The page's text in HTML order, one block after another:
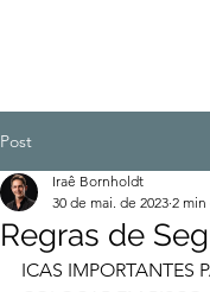
Post
Regras de
Iraê Bornholdt
30 de mai. de 2023 2
ICAS IMPORTANTES